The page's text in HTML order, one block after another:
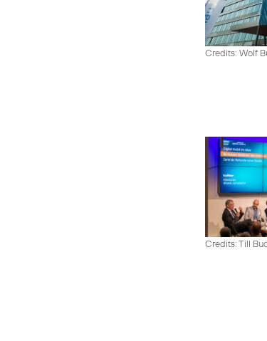
Credits: Wolf
Credits: Till